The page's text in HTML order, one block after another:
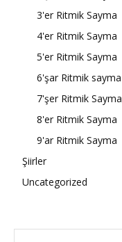
3'er Ritmik Sayma
4'er Ritmik Sayma
5'er Ritmik Sayma
6'şar Ritmik sayma
7'şer Ritmik Sayma
8'er Ritmik Sayma
9'ar Ritmik Sayma
Şiirler
Uncategorized